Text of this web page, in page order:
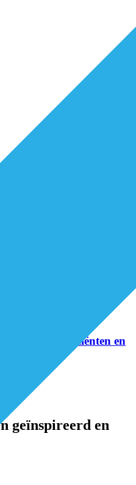
De Eerstelijns-
helpt patiënten en
geïnspireerd en